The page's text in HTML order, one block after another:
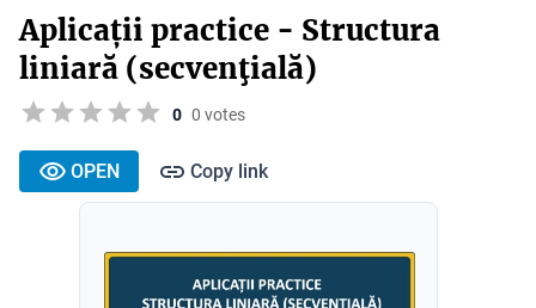
Aplicații practice - Structura
liniară (secvenţială)
0 0 votes
OPEN Copy link